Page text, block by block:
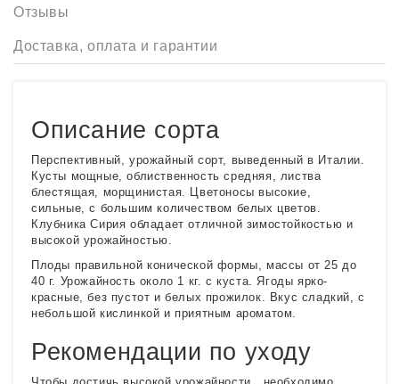
Отзывы
Доставка, оплата и гарантии
Описание сорта
Перспективный, урожайный сорт, выведенный в Италии.
Кусты мощные, облиственность средняя, листва
блестящая, морщинистая. Цветоносы высокие,
сильные, с большим количеством белых цветов.
Клубника Сирия обладает отличной зимостойкостью и
высокой урожайностью.
Плоды правильной конической формы, массы от 25 до
40 г. Урожайность около 1 кг. с куста. Ягоды ярко-
красные, без пустот и белых прожилок. Вкус сладкий, с
небольшой кислинкой и приятным ароматом.
Рекомендации по уходу